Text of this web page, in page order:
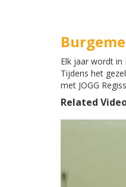
Elk jaar wordt
Tijdens het
met JOGG
Related